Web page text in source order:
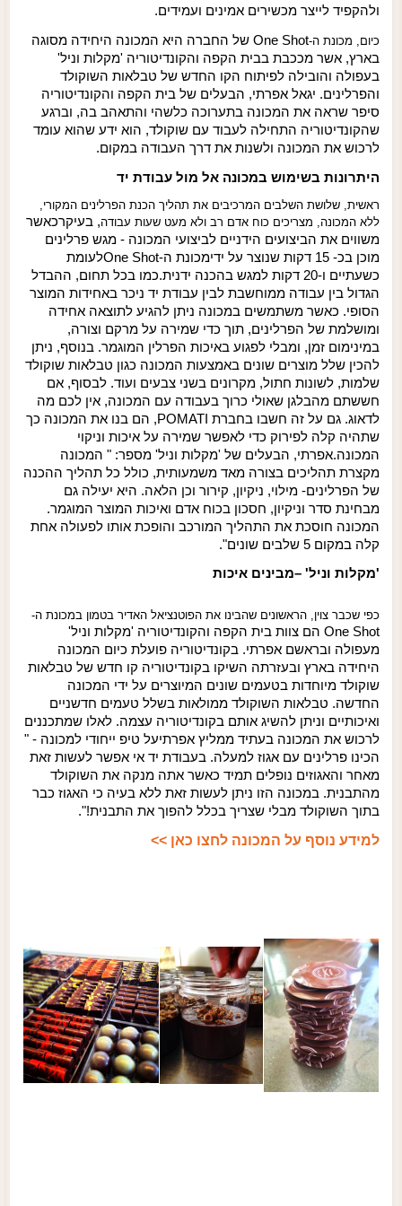
ולהקפיד לייצר מכשירים אמינים ועמידים.
כיום, מכונת ה-One Shot של החברה היא המכונה היחידה מסוגה
בארץ, אשר מככבת בבית הקפה והקונדיטוריה 'מקלות וניל'
בעפולה והובילה לפיתוח הקו החדש של טבלאות השוקולד
והפרלינים. יגאל אפרתי, הבעלים של בית הקפה והקונדיטוריה
סיפר שראה את המכונה בתערוכה כלשהי והתאהב בה, וברגע
שהקונדיטוריה התחילה לעבוד עם שוקולד, הוא ידע שהוא עומד
לרכוש את המכונה ולשנות את דרך העבודה במקום.
היתרונות בשימוש במכונה אל מול עבודת יד
ראשית, שלושת השלבים המרכיבים את תהליך הכנת הפרלינים המקורי,
ללא המכונה, מצריכים כוח אדם רב ולא מעט שעות עבודה, בעיקרכאשר
משווים את הביצועים הידניים לביצועי המכונה - מגש פרלינים
מוכן בכ- 15 דקות שנוצר על ידימכונת ה-One Shotלעומת
כשעתיים ו-20 דקות למגש בהכנה ידנית.
כמו בכל תחום, ההבדל
הגדול בין עבודה ממוחשבת לבין עבודת יד ניכר באחידות המוצר
הסופי. כאשר משתמשים במכונה ניתן להגיע לתוצאה אחידה
ומושלמת של הפרלינים, תוך כדי שמירה על מרקם וצורה,
במינימום זמן, ומבלי לפגוע באיכות הפרלין המוגמר. בנוסף, ניתן
להכין שלל מוצרים שונים באמצעות המכונה כגון טבלאות שוקולד
שלמות, לשונות חתול, מקרונים בשני צבעים ועוד. לבסוף, אם
חששתם מהבלגן שאולי כרוך בעבודה עם המכונה, אין לכם מה
לדאוג. גם על זה חשבו בחברת POMATI, הם בנו את המכונה כך
שתהיה קלה לפירוק כדי לאפשר שמירה על איכות וניקוי
המכונה.אפרתי, הבעלים של 'מקלות וניל' מספר: " המכונה
מקצרת תהליכים בצורה מאד משמעותית, כולל כל תהליך ההכנה
של הפרלינים- מילוי, ניקיון, קירור וכן הלאה. היא יעילה גם
מבחינת סדר וניקיון, חסכון בכוח אדם ואיכות המוצר המוגמר.
המכונה חוסכת את התהליך המורכב והופכת אותו לפעולה אחת
קלה במקום 5 שלבים שונים".
'מקלות וניל' –מבינים איכות
כפי שכבר צוין, הראשונים שהבינו את הפוטנציאל האדיר בטמון במכונת ה-
One Shot הם צוות בית הקפה והקונדיטוריה 'מקלות וניל'
מעפולה ובראשם אפרתי. בקונדיטוריה פועלת כיום המכונה
היחידה בארץ ובעזרתה השיקו בקונדיטוריה קו חדש של טבלאות
שוקולד מיוחדות בטעמים שונים המיוצרים על ידי המכונה
החדשה. טבלאות השוקולד ממולאות בשלל טעמים חדשניים
ואיכותיים וניתן להשיג אותם בקונדיטוריה עצמה. לאלו שמתכננים
לרכוש את המכונה בעתיד ממליץ אפרתיעל טיפ ייחודי למכונה -
"
הכינו פרלינים עם אגוז למעלה. בעבודת יד אי אפשר לעשות זאת
מאחר והאגוזים נופלים תמיד כאשר אתה מנקה את השוקולד
מהתבנית. במכונה הזו ניתן לעשות זאת ללא בעיה כי האגוז כבר
בתוך השוקולד מבלי שצריך בכלל להפוך את התבנית!".
למידע נוסף על המכונה לחצו כאן >>